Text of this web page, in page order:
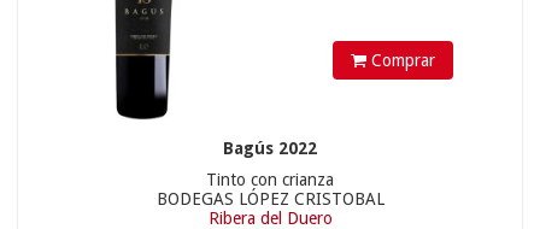
Comprar
Bagús 2022
Tinto con crianza
BODEGAS LÓPEZ CRISTOBAL
Ribera del Duero